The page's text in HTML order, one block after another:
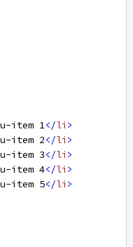
item 1</li >
item 2</li >
item 3</li >
item 4</li >
item 5</li >